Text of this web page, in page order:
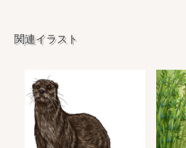
関連イラスト